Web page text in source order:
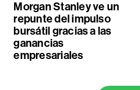
Morgan Stanley ve un
repunte del impulso
bursátil gracias a las
ganancias
empresariales